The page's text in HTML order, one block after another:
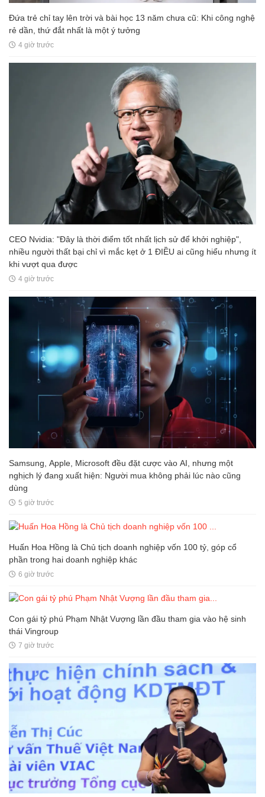
Đứa trẻ chỉ tay lên trời và bài học 13 năm chưa cũ: Khi công nghệ
rẻ dần, thứ đắt nhất là một ý tưởng
4 giờ trước
CEO Nvidia: "Đây là thời điểm tốt nhất lịch sử để khởi nghiệp",
nhiều người thất bại chỉ vì mắc kẹt ở 1 ĐIỀU ai cũng hiểu nhưng ít
khi vượt qua được
4 giờ trước
Samsung, Apple, Microsoft đều đặt cược vào AI, nhưng một
nghịch lý đang xuất hiện: Người mua không phải lúc nào cũng
dùng
5 giờ trước
Huấn Hoa Hồng là Chủ tịch doanh nghiệp vốn 100 tỷ, góp cổ
phần trong hai doanh nghiệp khác
6 giờ trước
Con gái tỷ phú Phạm Nhật Vượng lần đầu tham gia vào hệ sinh
thái Vingroup
7 giờ trước